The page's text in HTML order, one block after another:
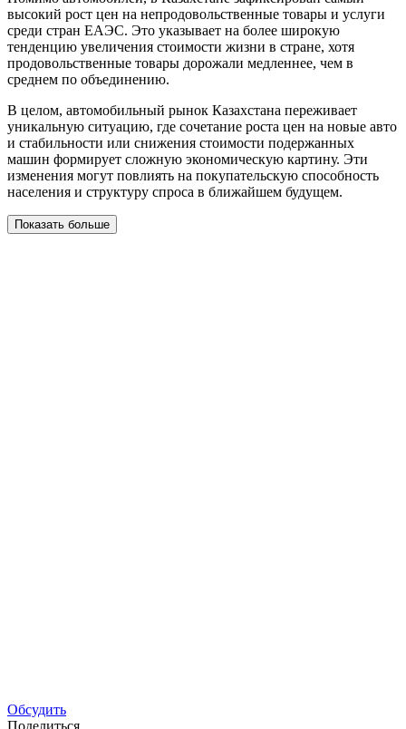
высокий рост цен на непродовольственные товары и услуги
среди стран ЕАЭС. Это указывает на более широкую
тенденцию увеличения стоимости жизни в стране, хотя
продовольственные товары дорожали медленнее, чем в
среднем по объединению.
В целом, автомобильный рынок Казахстана переживает
уникальную ситуацию, где сочетание роста цен на новые авто
и стабильности или снижения стоимости подержанных
машин формирует сложную экономическую картину. Эти
изменения могут повлиять на покупательскую способность
населения и структуру спроса в ближайшем будущем.
Показать больше
Обсудить
Поделиться